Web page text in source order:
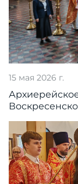
15 мая 2026 г.